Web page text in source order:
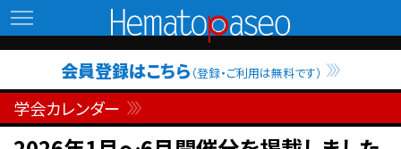
Hematopaseo
会員登録はこちら （登録・ご利用は無料です）
学会カレンダー